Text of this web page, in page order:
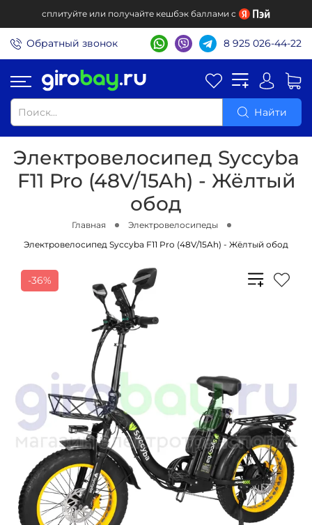
сплитуйте или получайте кешбэк баллами с
Обратный звонок 8 925 026-44-22
Найти
Электровелосипед Syccyba
F11 Pro (48V/15Ah) - Жёлтый
обод
Главная
Электровелосипеды
Электровелосипед Syccyba F11 Pro (48V/15Ah) - Жёлтый обод
-36%